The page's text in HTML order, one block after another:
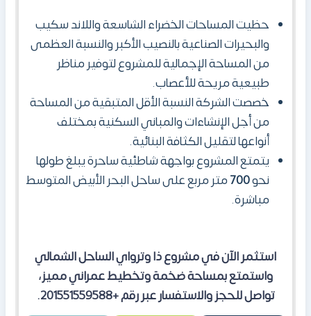
حظيت المساحات الخضراء الشاسعة واللاند سكيب
والبحيرات الصناعية بالنصيب الأكبر والنسبة العظمى
من المساحة الإجمالية للمشروع لتوفير مناظر
طبيعية مريحة للأعصاب.
خصصت الشركة النسبة الأقل المتبقية من المساحة
من أجل الإنشاءات والمباني السكنية بمختلف
أنواعها لتقليل الكثافة البنائية.
يتمتع المشروع بواجهة شاطئية ساحرة يبلغ طولها
نحو700متر مربع على ساحل البحر الأبيض المتوسط
مباشرة.
استثمر الآن في مشروع ذا وترواي الساحل الشمالي
واستمتع بمساحة ضخمة وتخطيط عمراني مميز،
تواصل للحجز والاستفسار عبر رقم +201551559588.